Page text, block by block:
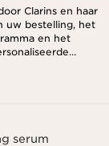
Clarins en haar
uw bestelling, het
en het
aankopen en
serum